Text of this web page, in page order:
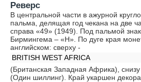
Реверс
В центральной части в ажурной
пальма, делящая год чекана на две
справа «49» (1949). Под пальмой
Бирмингема – «H». По дуге края
английском: сверху -
BRITISH WEST AFRICA
(Британская Западная Африка),
(Один шиллинг). Край укаршен